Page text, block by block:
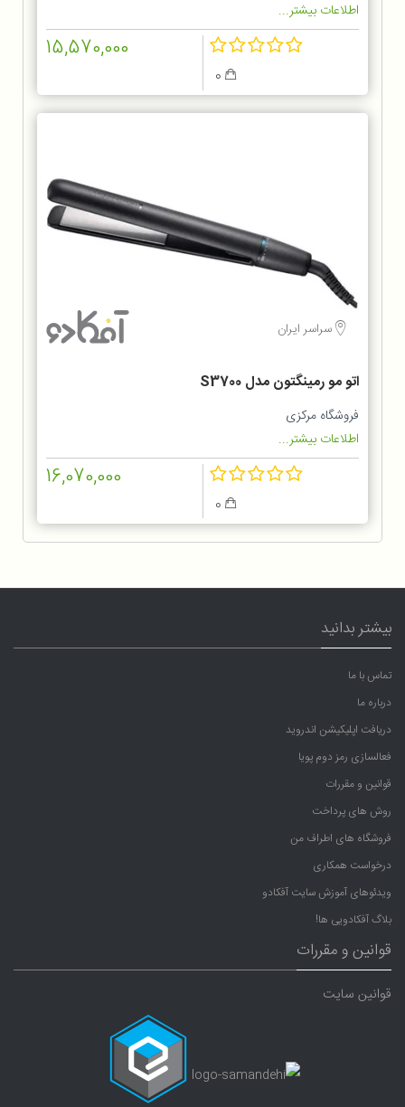
اطلاعات بیشتر...
15,570,000
سراسر ایران
اتو مو رمینگتون مدل S3700
فروشگاه مرکزی
اطلاعات بیشتر...
16,070,000
بیشتر بدانید
تماس با ما
درباره ما
دریافت اپلیکیشن اندروید
فعالسازی رمز دوم پویا
قوانین و مقررات
روش های پرداخت
فروشگاه های اطراف من
درخواست همکاری
ویدئوهای آموزش سایت آفکادو
بلاگ آفکادویی ها!
قوانین و مقررات
قوانین سایت